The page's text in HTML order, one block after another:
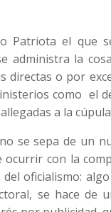
Patriota el que
administra la
directas o por
como el
a la
se sepa de un
ocurrir con la
oficialismo:
se hace de